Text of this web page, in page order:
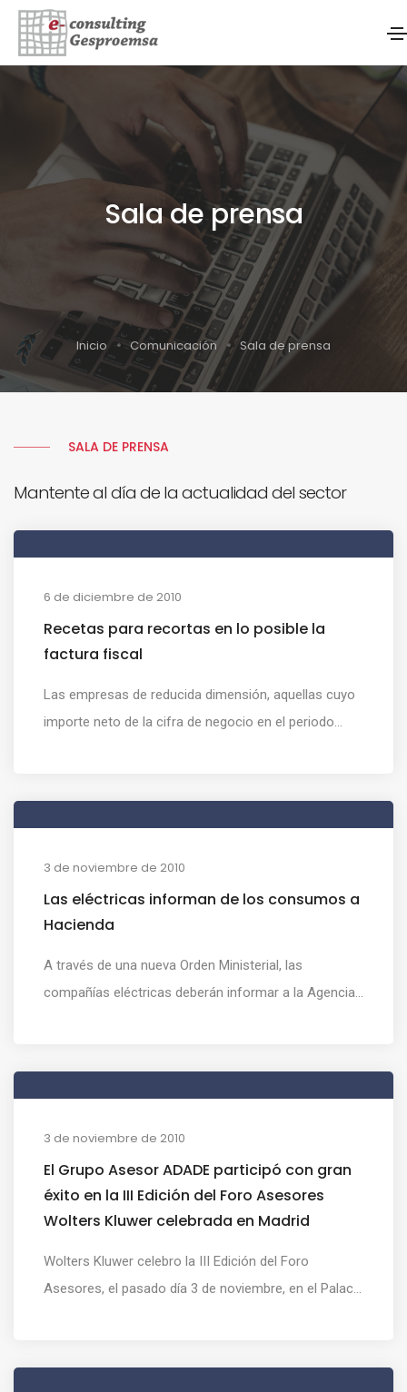
Sala de prensa
Inicio Comunicación Sala de prensa
SALA DE PRENSA
Mantente al día de la actualidad del sector
6 de diciembre de 2010
Recetas para recortas en lo posible la
factura fiscal
Las empresas de reducida dimensión, aquellas cuyo
importe neto de la cifra de negocio en el periodo...
3 de noviembre de 2010
Las eléctricas informan de los consumos a
Hacienda
A través de una nueva Orden Ministerial, las
compañías eléctricas deberán informar a la Agencia...
3 de noviembre de 2010
El Grupo Asesor ADADE participó con gran
éxito en la III Edición del Foro Asesores
Wolters Kluwer celebrada en Madrid
Wolters Kluwer celebro la III Edición del Foro
Asesores, el pasado día 3 de noviembre, en el Palac...